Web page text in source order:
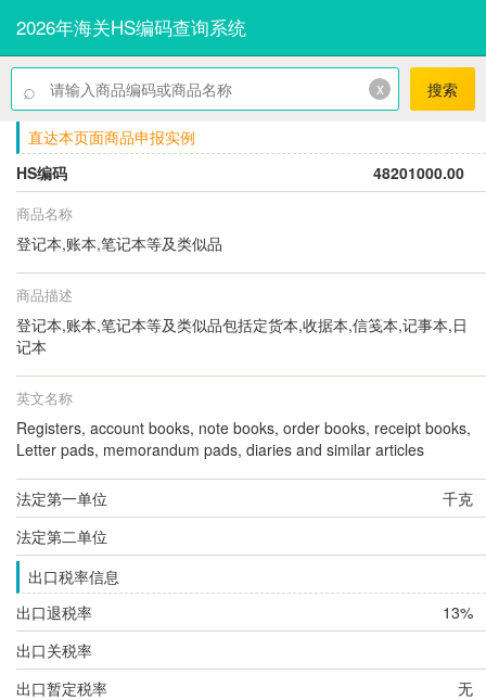
2026年海关HS编码查询系统
⌕ x 搜索
直达本页面商品申报实例
HS编码
48201000.00
商品名称
登记本,账本,笔记本等及类似品
商品描述
登记本,账本,笔记本等及类似品包括定货本,收据本,信笺本,记事本,日
记本
英文名称
Registers, account books, note books, order books, receipt books,
Letter pads, memorandum pads, diaries and similar articles
法定第一单位
千克
法定第二单位
出口税率信息
出口退税率
13%
出口关税率
出口暂定税率
无